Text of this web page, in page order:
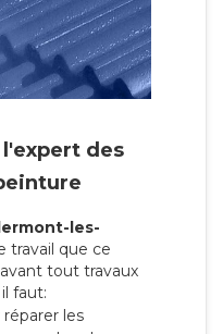
des
les-
travail que ce
tout travaux
faut:
les